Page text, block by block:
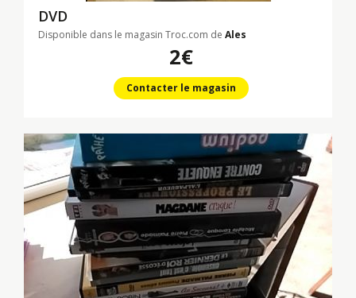
DVD
Disponible dans le magasin Troc.com de Ales
2€
Contacter le magasin